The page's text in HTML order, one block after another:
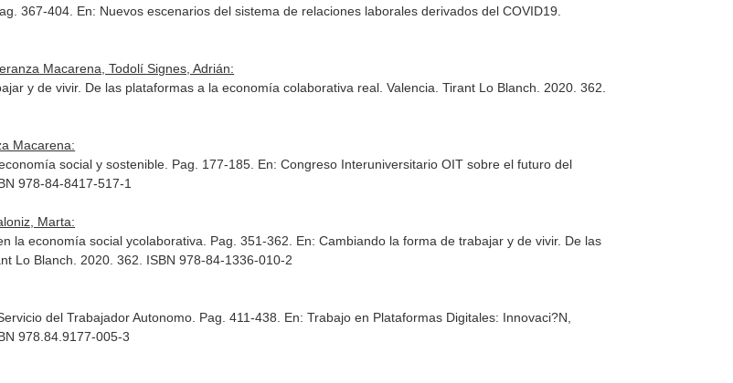
367-404. En: Nuevos escenarios del sistema de relaciones laborales derivados del COVID19
Macarena, Todolí Signes, Adrián:
y de vivir. De las plataformas a la economía colaborativa real . Valencia. Tirant Lo Blanch. 2020. 362.
Macarena:
social y sostenible. Pag. 177-185. En: Congreso Interuniversitario OIT sobre el futuro del
978-84-8417-517-1
Marta:
la economía social ycolaborativa. Pag. 351-362. En: Cambiando la forma de trabajar y de vivir. De las
Lo Blanch. 2020. 362. ISBN 978-84-1336-010-2
del Trabajador Autonomo. Pag. 411-438. En: Trabajo en Plataformas Digitales: Innovaci?N,
978.84.9177-005-3